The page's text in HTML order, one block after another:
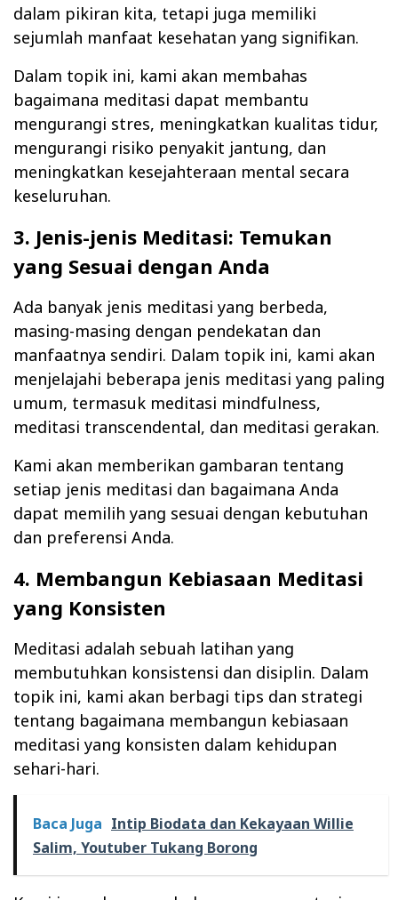
dalam pikiran kita, tetapi juga memiliki
sejumlah manfaat kesehatan yang signifikan.
Dalam topik ini, kami akan membahas
bagaimana meditasi dapat membantu
mengurangi stres, meningkatkan kualitas tidur,
mengurangi risiko penyakit jantung, dan
meningkatkan kesejahteraan mental secara
keseluruhan.
3. Jenis-jenis Meditasi: Temukan
yang Sesuai dengan Anda
Ada banyak jenis meditasi yang berbeda,
masing-masing dengan pendekatan dan
manfaatnya sendiri. Dalam topik ini, kami akan
menjelajahi beberapa jenis meditasi yang paling
umum, termasuk meditasi mindfulness,
meditasi transcendental, dan meditasi gerakan.
Kami akan memberikan gambaran tentang
setiap jenis meditasi dan bagaimana Anda
dapat memilih yang sesuai dengan kebutuhan
dan preferensi Anda.
4. Membangun Kebiasaan Meditasi
yang Konsisten
Meditasi adalah sebuah latihan yang
membutuhkan konsistensi dan disiplin. Dalam
topik ini, kami akan berbagi tips dan strategi
tentang bagaimana membangun kebiasaan
meditasi yang konsisten dalam kehidupan
sehari-hari.
Baca Juga Intip Biodata dan Kekayaan Willie
Salim, Youtuber Tukang Borong